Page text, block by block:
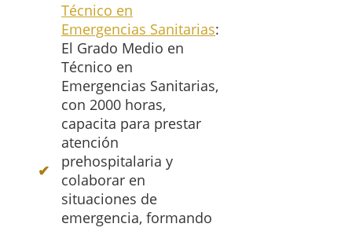
Técnico en
Emergencias Sanitarias:
El Grado Medio en
Técnico en
Emergencias Sanitarias,
con 2000 horas,
capacita para prestar
atención
prehospitalaria y
colaborar en
situaciones de
emergencia, formando